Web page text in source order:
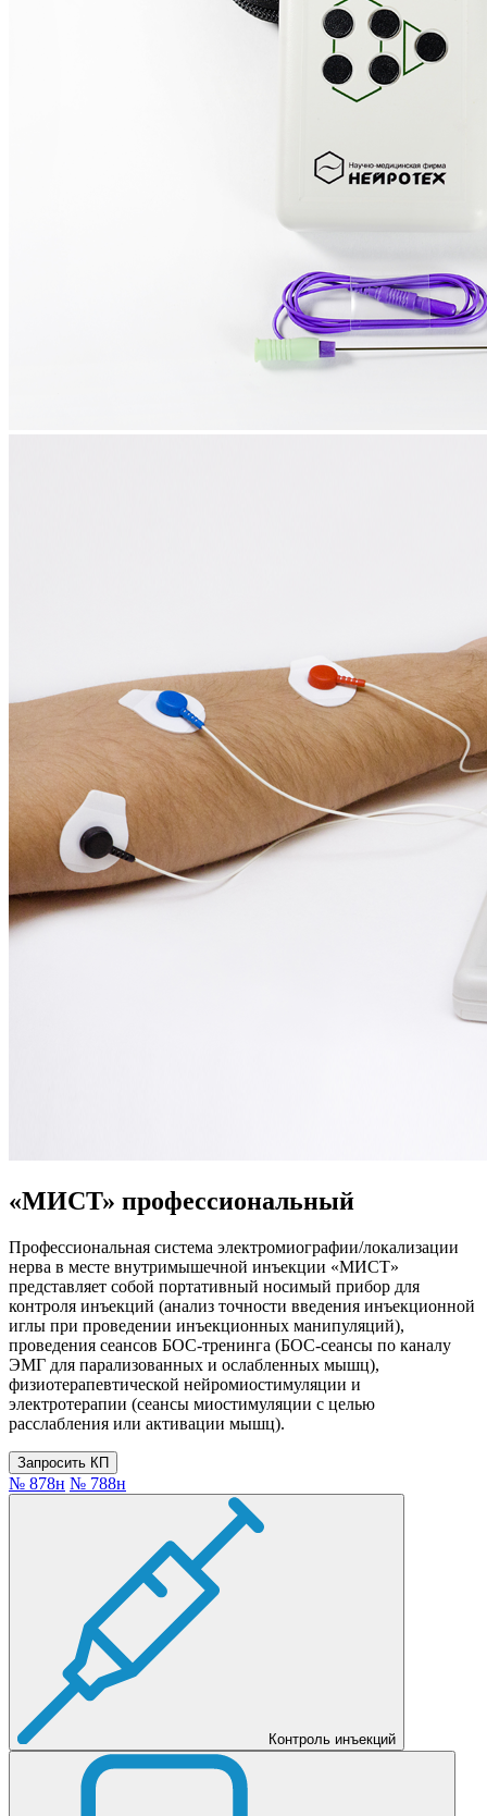
«МИСТ» профессиональный
Профессиональная система электромиографии/локализации
нерва в месте внутримышечной инъекции «МИСТ»
представляет собой портативный носимый прибор для
контроля инъекций (анализ точности введения инъекционной
иглы при проведении инъекционных манипуляций),
проведения сеансов БОС-тренинга (БОС-сеансы по каналу
ЭМГ для парализованных и ослабленных мышц),
физиотерапевтической нейромиостимуляции и
электротерапии (сеансы миостимуляции с целью
расслабления или активации мышц).
Запросить КП
№ 878н № 788н
Контроль инъекций